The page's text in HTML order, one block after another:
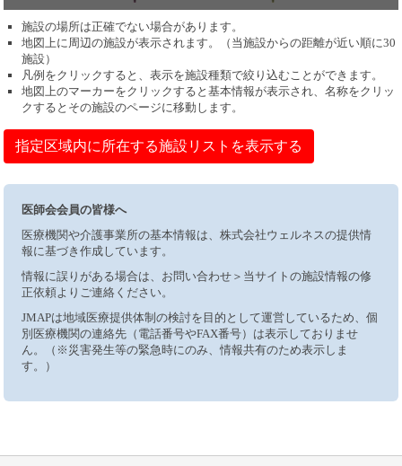
施設の場所は正確でない場合があります。
地図上に周辺の施設が表示されます。（当施設からの距離が近い順に30
施設）
凡例をクリックすると、表示を施設種類で絞り込むことができます。
地図上のマーカーをクリックすると基本情報が表示され、名称をクリッ
クするとその施設のページに移動します。
指定区域内に所在する施設リストを表示する
医師会会員の皆様へ
医療機関や介護事業所の基本情報は、株式会社ウェルネスの提供情
報に基づき作成しています。
情報に誤りがある場合は、お問い合わせ＞当サイトの施設情報の修
正依頼よりご連絡ください。
JMAPは地域医療提供体制の検討を目的として運営しているため、個
別医療機関の連絡先（電話番号やFAX番号）は表示しておりませ
ん。（※災害発生等の緊急時にのみ、情報共有のため表示しま
す。）